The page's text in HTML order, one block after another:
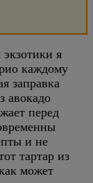
я
каждому
заправка
авокадо
перед
и не
тартар из
может